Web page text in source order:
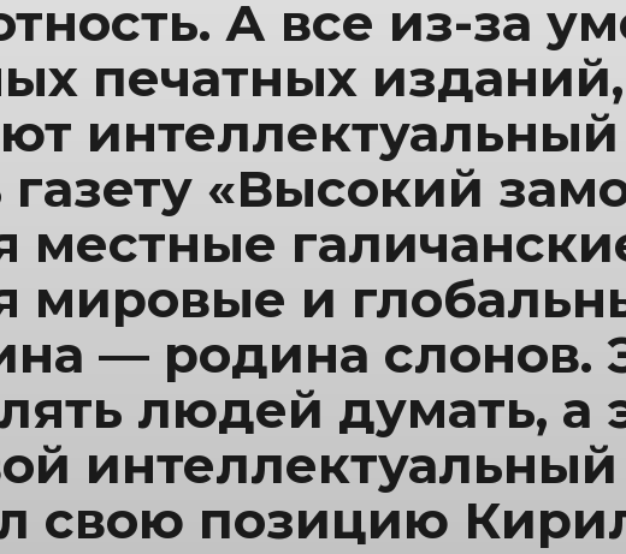
А все из-за
печатных
газету «Высокий
местные
мировые и
— родина слонов.
людей думать, а
свою позицию